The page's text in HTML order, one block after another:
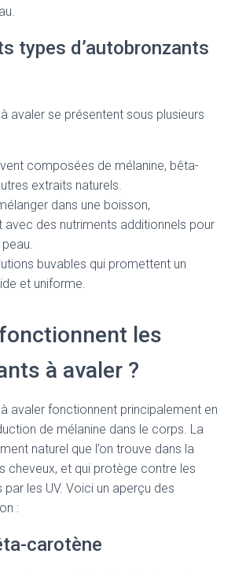
types d’autobronzants
avaler se présentent sous plusieurs
composées de mélanine, bêta-
extraits naturels.
dans une boisson,
avec des nutriments additionnels pour
buvables qui promettent un
et uniforme.
les
à avaler ?
avaler fonctionnent principalement en
de mélanine dans le corps. La
naturel que l’on trouve dans la
cheveux, et qui protège contre les
les UV. Voici un aperçu des
:
carotène